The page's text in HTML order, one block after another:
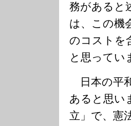
務があると
は、この機
のコストを
と思ってい
日本の平
あると思い
立」で、憲